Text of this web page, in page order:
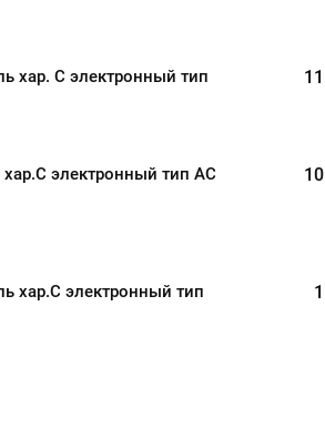
хар. C электронный тип
11
электронный тип AС
10
хар.C электронный тип
1